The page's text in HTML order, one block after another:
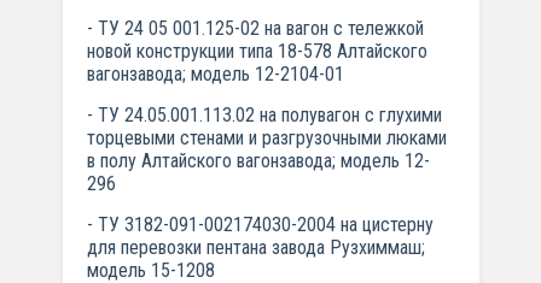
- ТУ 24 05 001.125-02 на вагон с тележкой
новой конструкции типа 18-578 Алтайского
вагонзавода; модель 12-2104-01
- ТУ 24.05.001.113.02 на полувагон с глухими
торцевыми стенами и разгрузочными люками
в полу Алтайского вагонзавода; модель 12-
296
- ТУ 3182-091-002174030-2004 на цистерну
для перевозки пентана завода Рузхиммаш;
модель 15-1208